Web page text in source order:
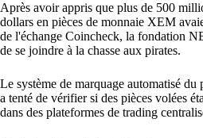
Après avoir appris que plus de 500
dollars en pièces de monnaie XEM
de l'échange Coincheck, la fondation
de se joindre à la chasse aux pirates.
Le système de marquage automatisé
a tenté de vérifier si des pièces volées
dans des plateformes de trading